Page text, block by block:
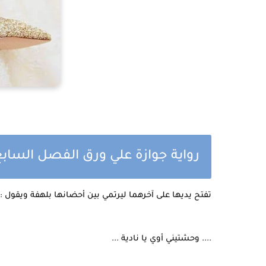
رواية جوازة علي ورق الفصل
تفتح يديها على آخرهما ليرتمي بين أحضانها بلهفة ويقول :
.... وحشتيني أوي يا نادية ...